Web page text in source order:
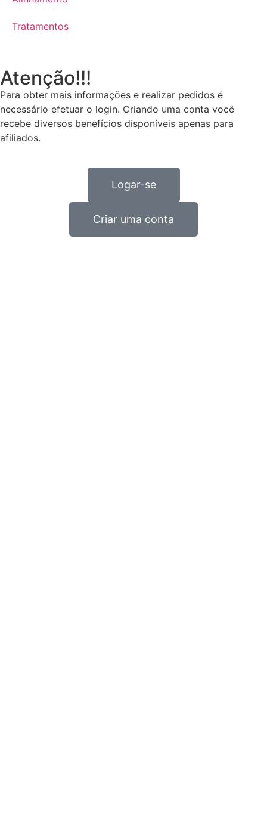
Tratamentos
Atenção!!!
Para obter mais informações e realizar pedidos é
necessário efetuar o login. Criando uma conta você
recebe diversos benefícios disponíveis apenas para
afiliados.
Logar-se
Criar uma conta